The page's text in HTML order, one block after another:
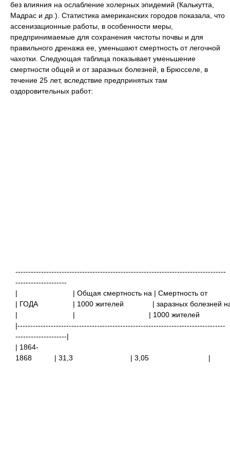
без влияния на ослабление холерных эпидемий (Калькутта,
Мадрас и др.). Статистика американских городов показала, что
ассенизационные работы, в особенности меры,
предпринимаемые для сохранения чистоты почвы и для
правильного дренажа ее, уменьшают смертность от легочной
чахотки. Следующая таблица показывает уменьшение
смертности общей и от заразных болезней, в Брюсселе, в
течение 25 лет, вследствие предпринятых там
оздоровительных работ:
----------------------------------------------------------------------------------
--------------------
| | Общая смертность на | Смертность от
| ГОДА
| 1000 жителей
| заразных болезней
| | | 1000 жителей
|---------------------------------------------------------------------------------
--------------------|
| 1864-
1868 | 31,3
| 3,05 |